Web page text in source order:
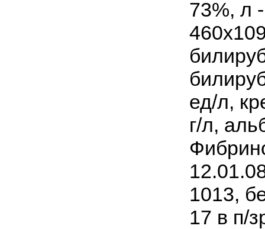
73%, л
ед/л,
г/л,
1013,
17 в п/